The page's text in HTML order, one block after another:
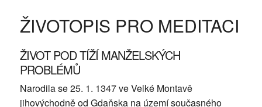
ŽIVOTOPIS PRO MEDITACI
ŽIVOT POD TÍŽÍ MANŽELSKÝCH
PROBLÉMŮ
Narodila se 25. 1. 1347 ve Velké Montavě
jihovýchodně od Gdaňska na území současného